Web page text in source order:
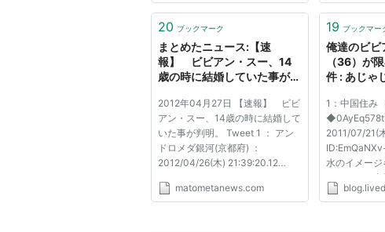
気のチーリン。イベントやショー
カッ...
開幕を迎えた
トを...
20 ブックマーク
まとめたニュース:【速
報】 ビビアン・スー、14
歳の時に結婚していた事が判
2012年04月27日 【速報】 ビビ
アン・スー、14歳の時に結婚して
いた事が判明。 Tweet 1 ： アン
ドロメダ銀河(京都府) ：
2012/04/26(木) 21:39:20.12
PLT(12001) ポイント特典 2012
matometanews.com
19 ブックマー
俺達のビビ
（36）が
件 : あじゃ
1：中国住み
2011/07/21(
水のイメージ
イベントに
の 早飲みゲ